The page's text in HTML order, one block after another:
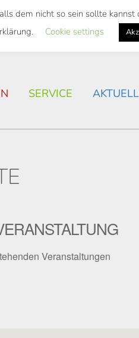
SERVICE
Veranstaltungen
dem nicht so sein sollte
Cookie settings